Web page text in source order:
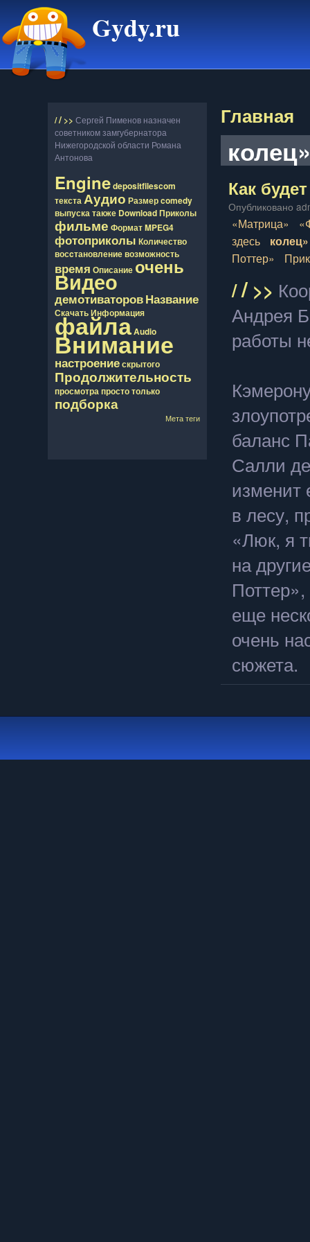
Gydy.ru
// >> Сергей Пименов назначен
советником замгубернатора
Нижегородской области Романа
Антонова
Enginedepositfilescom
текстаАудио Размерcomedy
выпускатакже DownloadПриколы
фильме ФорматMPEG4
фотоприколы Количество
восcтановлениевозможность
время Описание очень
Видео
демотиваторовНазвание
СкачатьИнформация
файлаAudio
Внимание
настроениескрытого
Продолжительность
просмотрапростотолько
подборка
Мета теги
Главная
Как
Опубликовано
«Матрица»
здесь
колец»
Поттер»
// >>
Андрея
работы
баланс
Салли
изменит
в лесу,
«Люк, я
на
еще
очень
сюжета.